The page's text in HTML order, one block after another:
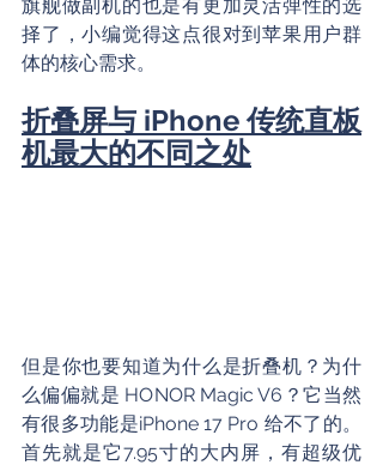
旗舰做副机的也是有更加灵活弹性的选
择了，小编觉得这点很对到苹果用户群
体的核心需求。
折叠屏与 iPhone 传统直板
机最大的不同之处
但是你也要知道为什么是折叠机？为什
么偏偏就是 HONOR Magic V6？它当然
有很多功能是iPhone 17 Pro 给不了的。
首先就是它7.95寸的大内屏，有超级优